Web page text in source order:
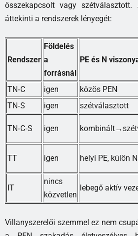
összekapcsolt vagy
áttekinti a rendszerek lényegét:
Rendszer
Földelés
a
forrásnál
PE és N
TN‑C igen közös PEN
TN‑S
igen szétválasztott
TN‑C‑S igen
TT igen helyi PE, külön N
IT
nincs
közvetlen
lebegő aktív
Villanyszerelői szemmel ez nem